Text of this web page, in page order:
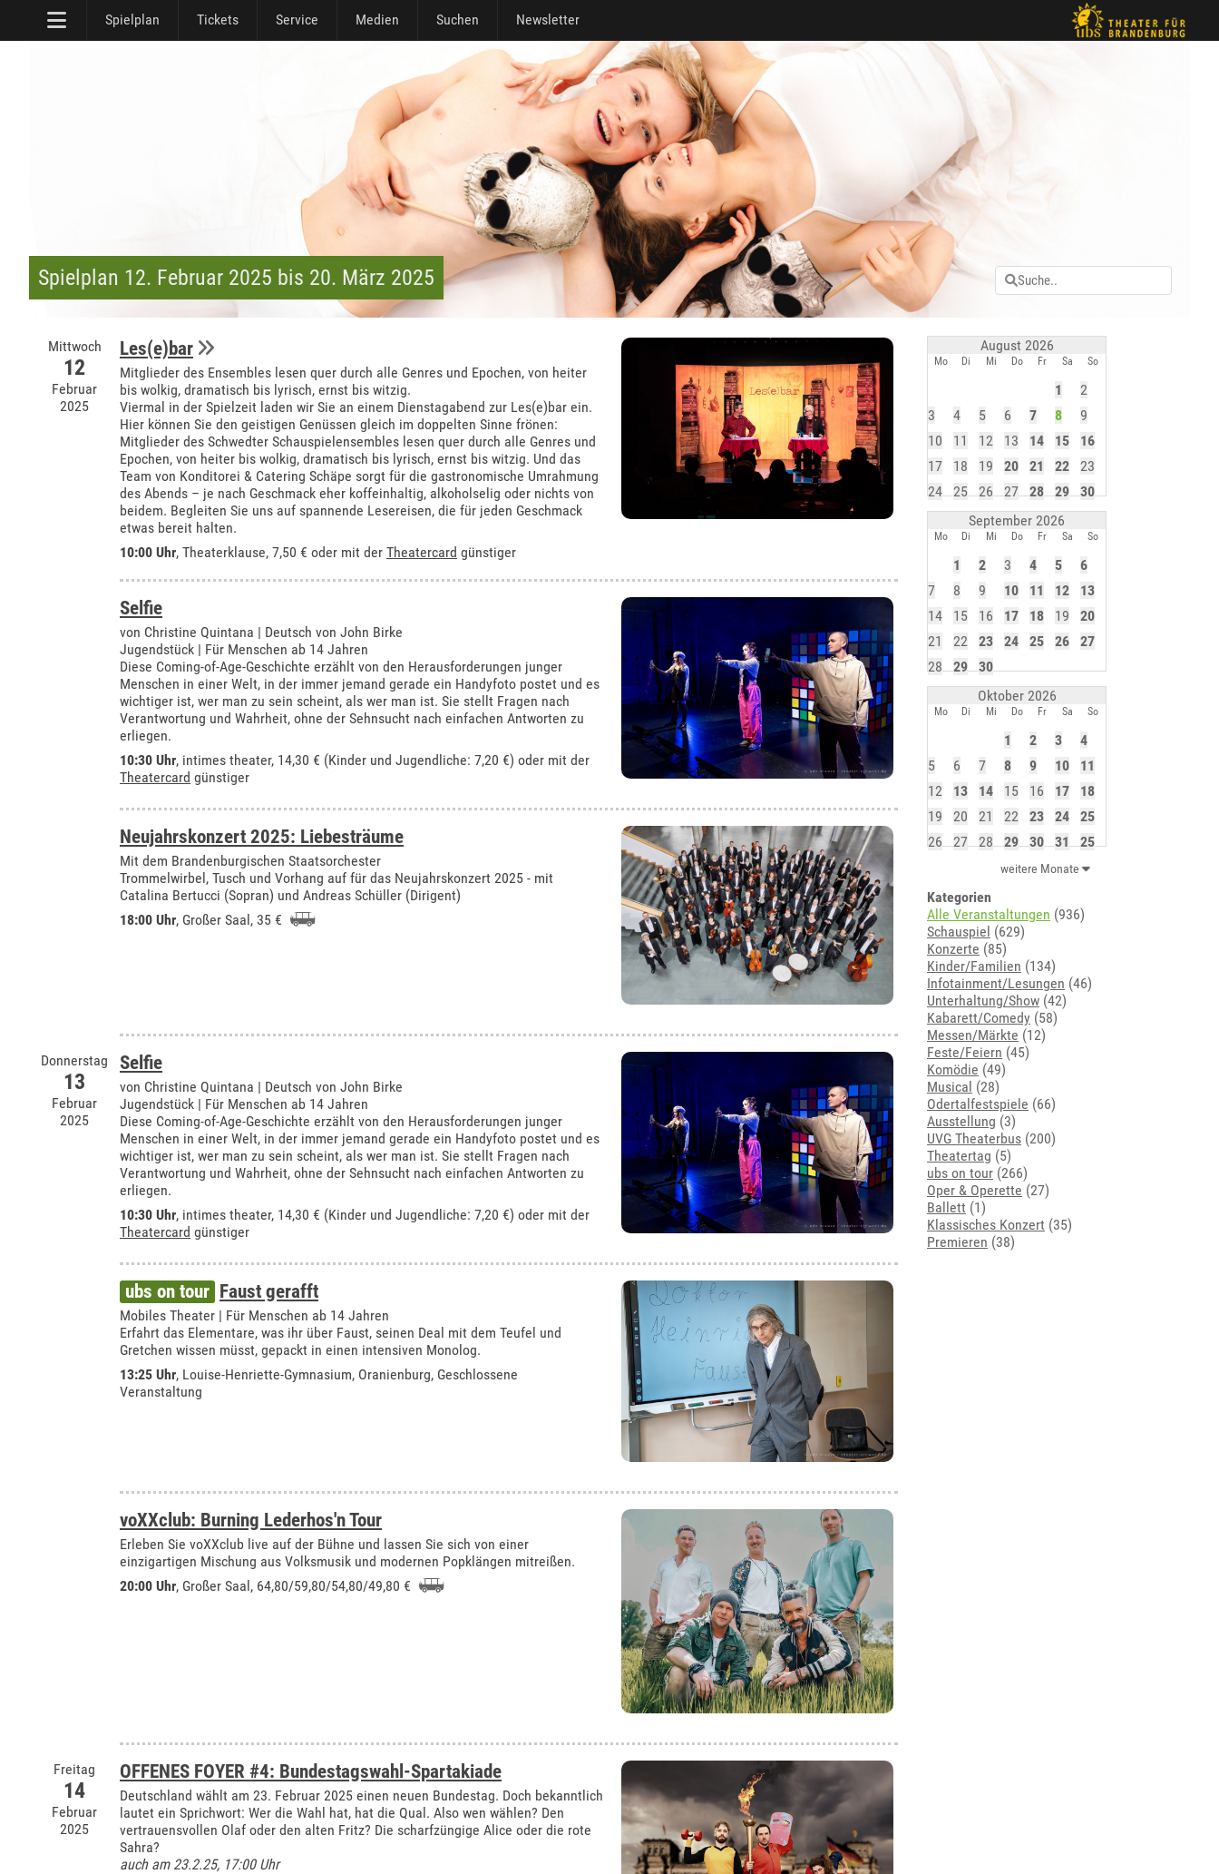
Spielplan Tickets Service Medien Suchen Newsletter
Spielplan 12. Februar 2025 bis 20. März 2025
Mittwoch
12
Februar
2025
Les(e)bar
Mitglieder des Ensembles lesen quer durch alle Genres und Epochen, von heiter
bis wolkig, dramatisch bis lyrisch, ernst bis witzig.
Viermal in der Spielzeit laden wir Sie an einem Dienstagabend zur Les(e)bar ein.
Hier können Sie den geistigen Genüssen gleich im doppelten Sinne frönen:
Mitglieder des Schwedter Schauspielensembles lesen quer durch alle Genres und
Epochen, von heiter bis wolkig, dramatisch bis lyrisch, ernst bis witzig. Und das
Team von Konditorei & Catering Schäpe sorgt für die gastronomische Umrahmung
des Abends – je nach Geschmack eher koffeinhaltig, alkoholselig oder nichts von
beidem. Begleiten Sie uns auf spannende Lesereisen, die für jeden Geschmack
etwas bereit halten.
10:00 Uhr, Theaterklause, 7,50 € oder mit der Theatercard günstiger
Selfie
von Christine Quintana | Deutsch von John Birke
Jugendstück | Für Menschen ab 14 Jahren
Diese Coming-of-Age-Geschichte erzählt von den Herausforderungen junger
Menschen in einer Welt, in der immer jemand gerade ein Handyfoto postet und es
wichtiger ist, wer man zu sein scheint, als wer man ist. Sie stellt Fragen nach
Verantwortung und Wahrheit, ohne der Sehnsucht nach einfachen Antworten zu
erliegen.
10:30 Uhr, intimes theater, 14,30 € (Kinder und Jugendliche: 7,20 €) oder mit der
Theatercard günstiger
Neujahrskonzert 2025: Liebesträume
Mit dem Brandenburgischen Staatsorchester
Trommelwirbel, Tusch und Vorhang auf für das Neujahrskonzert 2025 - mit
Catalina Bertucci (Sopran) und Andreas Schüller (Dirigent)
18:00 Uhr, Großer Saal, 35 €
Donnerstag
13
Februar
2025
Selfie
von Christine Quintana | Deutsch von John Birke
Jugendstück | Für Menschen ab 14 Jahren
Diese Coming-of-Age-Geschichte erzählt von den Herausforderungen junger
Menschen in einer Welt, in der immer jemand gerade ein Handyfoto postet und es
wichtiger ist, wer man zu sein scheint, als wer man ist. Sie stellt Fragen nach
Verantwortung und Wahrheit, ohne der Sehnsucht nach einfachen Antworten zu
erliegen.
10:30 Uhr, intimes theater, 14,30 € (Kinder und Jugendliche: 7,20 €) oder mit der
Theatercard günstiger
ubs on tour Faust gerafft
Mobiles Theater | Für Menschen ab 14 Jahren
Erfahrt das Elementare, was ihr über Faust, seinen Deal mit dem Teufel und
Gretchen wissen müsst, gepackt in einen intensiven Monolog.
13:25 Uhr, Louise-Henriette-Gymnasium, Oranienburg, Geschlossene
Veranstaltung
voXXclub: Burning Lederhos'n Tour
Erleben Sie voXXclub live auf der Bühne und lassen Sie sich von einer
einzigartigen Mischung aus Volksmusik und modernen Popklängen mitreißen.
20:00 Uhr, Großer Saal, 64,80/59,80/54,80/49,80 €
Freitag
14
Februar
2025
OFFENES FOYER #4: Bundestagswahl-Spartakiade
Deutschland wählt am 23. Februar 2025 einen neuen Bundestag. Doch bekanntlich
lautet ein Sprichwort: Wer die Wahl hat, hat die Qual. Also wen wählen? Den
vertrauensvollen Olaf oder den alten Fritz? Die scharfzüngige Alice oder die rote
Sahra?
auch am 23.2.25, 17:00 Uhr
August 2026
Mo Di Mi Do Fr Sa So
1
2
3
4 5 6 7 8
9
10
11 12 13 14 15
16
17
18 19 20 21 22
23
24
25 26 27 28 29
30
September 2026
Mo Di Mi Do Fr Sa So
1 2 3 4 5
6
7
8 9 10 11 12
13
14
15 16 17 18 19
20
21
22 23 24 25 26
27
28
29
30
Oktober 2026
Mo Di Mi Do Fr Sa So
1 2 3
4
5
6 7 8 9 10
11
12
13 14 15 16 17
18
19
20 21 22 23 24
25
26
27 28 29 30 31 25
weitere Monate
Kategorien
Alle Veranstaltungen (936)
Schauspiel (629)
Konzerte (85)
Kinder/Familien (134)
Infotainment/Lesungen (46)
Unterhaltung/Show (42)
Kabarett/Comedy (58)
Messen/Märkte (12)
Feste/Feiern (45)
Komödie (49)
Musical (28)
Odertalfestspiele (66)
Ausstellung (3)
UVG Theaterbus (200)
Theatertag (5)
ubs on tour (266)
Oper & Operette (27)
Ballett (1)
Klassisches Konzert (35)
Premieren (38)